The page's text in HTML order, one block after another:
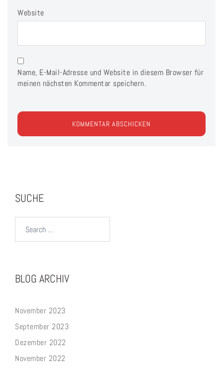
Website
Name, E-Mail-Adresse und Website in diesem Browser für
meinen nächsten Kommentar speichern.
SUCHE
BLOG ARCHIV
November 2023
September 2023
Dezember 2022
November 2022